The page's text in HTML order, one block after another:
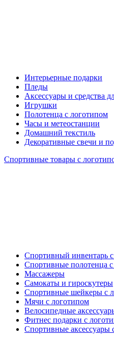
Интерьерные подарки
Пледы
Аксессуары и средства
Игрушки
Полотенца с логотипом
Часы и метеостанции
Домашний текстиль
Декоративные свечи и
Спортивные товары с
Спортивный инвентарь
Спортивные полотенца
Массажеры
Самокаты и гироскутеры
Спортивные шейкеры с
Мячи с логотипом
Велосипедные
Фитнес подарки с
Спортивные аксессуары